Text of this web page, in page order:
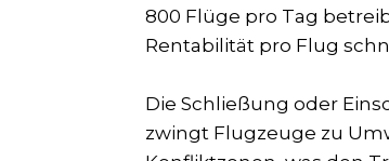
800 Flüge pro Tag
Rentabilität pro Flug
Die Schließung oder
zwingt Flugzeuge zu